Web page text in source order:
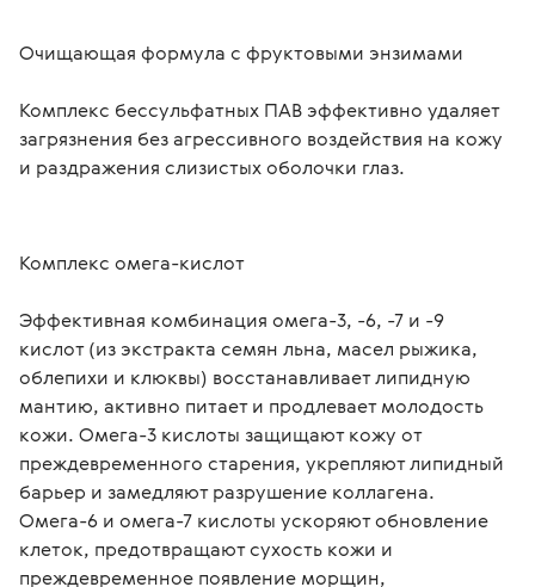
Очищающая формула с фруктовыми энзимами
Комплекс бессульфатных ПАВ эффективно удаляет
загрязнения без агрессивного воздействия на кожу
и раздражения слизистых оболочки глаз.
Комплекс омега-кислот
Эффективная комбинация омега-3, -6, -7 и -9
кислот (из экстракта семян льна, масел рыжика,
облепихи и клюквы) восстанавливает липидную
мантию, активно питает и продлевает молодость
кожи. Омега-3 кислоты защищают кожу от
преждевременного старения, укрепляют липидный
барьер и замедляют разрушение коллагена.
Омега-6 и омега-7 кислоты ускоряют обновление
клеток, предотвращают сухость кожи и
преждевременное появление морщин,